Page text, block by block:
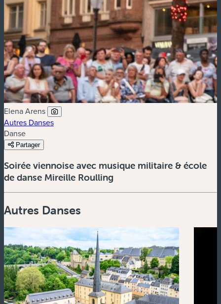
Elena Arens
Autres Danses
Danse
Partager
Soirée viennoise avec musique militaire & école
de danse Mireille Roulling
Autres Danses